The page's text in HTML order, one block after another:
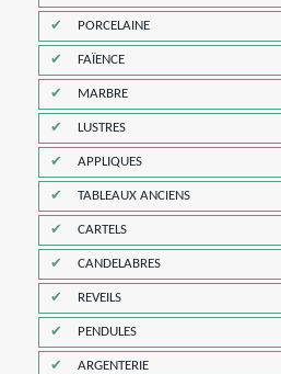
PORCELAINE
FAÏENCE
MARBRE
LUSTRES
APPLIQUES
TABLEAUX ANCIENS
CARTELS
CANDELABRES
REVEILS
PENDULES
ARGENTERIE